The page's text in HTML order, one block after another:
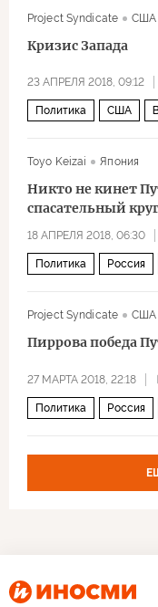
Project Syndicate
США
Кризис Запада
23 АПРЕЛЯ 2018, 09:12
Политика США
Toyo Keizai Япония
Никто не кинет
спасательный круг
18 АПРЕЛЯ 2018, 06:30
Политика Россия
Project Syndicate США
Пиррова победа
27 МАРТА 2018, 22:18
Политика Россия